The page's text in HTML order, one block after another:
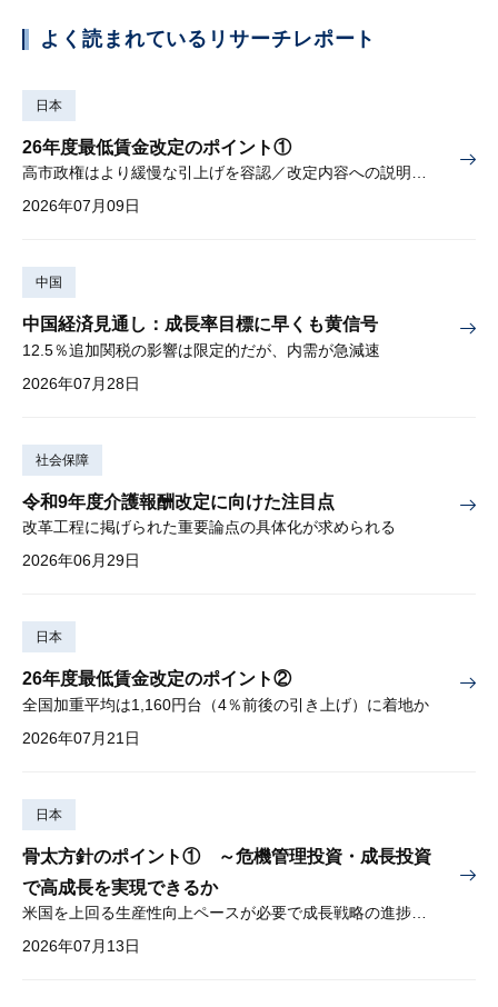
よく読まれているリサーチレポート
日本
26年度最低賃金改定のポイント①
高市政権はより緩慢な引上げを容認／改定内容への説明責任が焦点
2026年07月09日
中国
中国経済見通し：成長率目標に早くも黄信号
12.5％追加関税の影響は限定的だが、内需が急減速
2026年07月28日
社会保障
令和9年度介護報酬改定に向けた注目点
改革工程に掲げられた重要論点の具体化が求められる
2026年06月29日
日本
26年度最低賃金改定のポイント②
全国加重平均は1,160円台（4％前後の引き上げ）に着地か
2026年07月21日
日本
骨太方針のポイント① ～危機管理投資・成長投資
で高成長を実現できるか
米国を上回る生産性向上ペースが必要で成長戦略の進捗管理も課題
2026年07月13日